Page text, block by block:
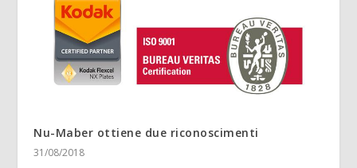
Nu-Maber ottiene due riconoscimenti
31/08/2018